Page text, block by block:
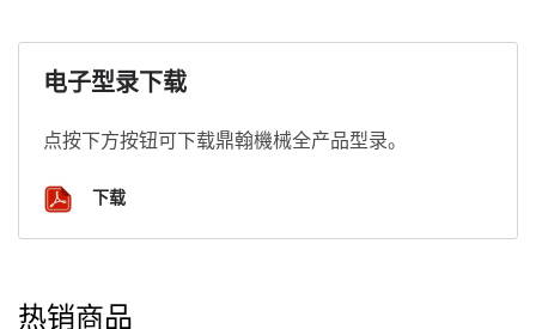
电子型录下载
点按下方按钮可下载鼎翰機械全产品型录。
下载
热销商品